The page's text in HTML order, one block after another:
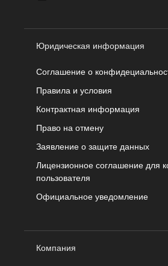
Юридическая информация
Соглашение о
Правила и условия
Контрактная информация
Право на отмену
Заявление о защите данных
Лицензионное соглашение для
пользователя
Официальное уведомление
Компания